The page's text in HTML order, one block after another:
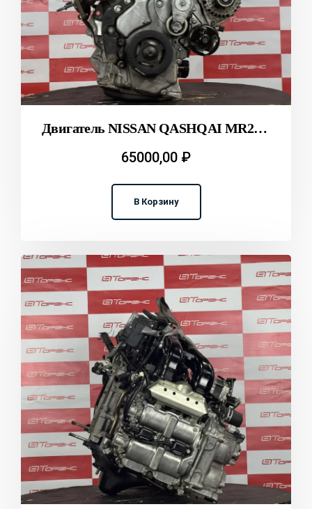
Двигатель NISSAN QASHQAI MR20DE KG11 T2311954
65000,00 ₽
В Корзину